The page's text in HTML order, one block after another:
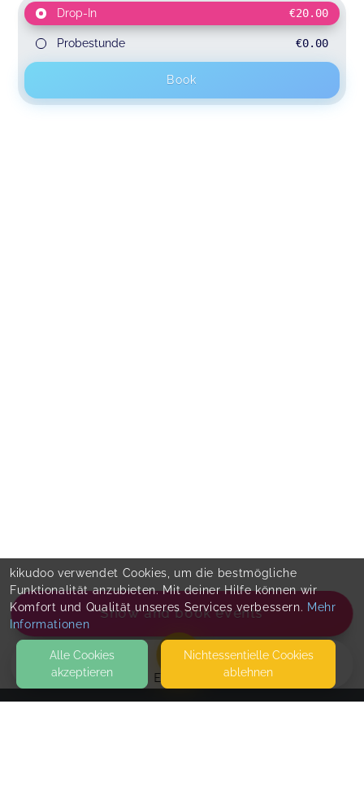
EVENTS
Drop-In €20.00
Probestunde €0.00
Book
Show and book events
kikudoo verwendet Cookies, um die bestmögliche
Funktionalität anzubieten. Mit deiner Hilfe können wir
Komfort und Qualität unseres Services verbessern. Mehr
Informationen
Alle Cookies
akzeptieren
Nicht­essentielle Cookies
ablehnen